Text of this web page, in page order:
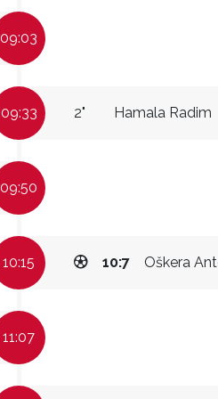
09:03
09:33 Hamala Radim
2"
09:50
10:15 Oškera
10:7
11:07